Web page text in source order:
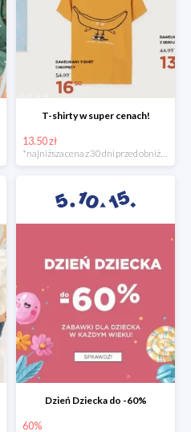
T-shirty w super cenach!
13.50 zł
*najniższa cena z 30 dni przed obniżką
Dzień Dziecka do -60%
60%